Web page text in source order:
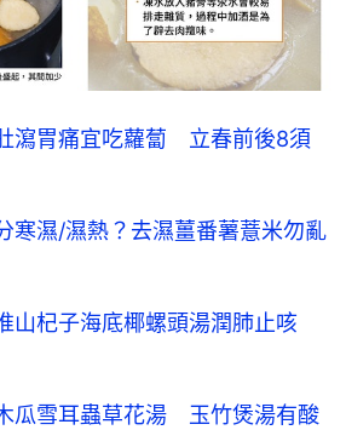
瀉胃痛宜吃蘿蔔 立春前後8須
寒濕/濕熱？去濕薑番薯薏米勿亂
山杞子海底椰螺頭湯潤肺止咳
瓜雪耳蟲草花湯 玉竹煲湯有酸